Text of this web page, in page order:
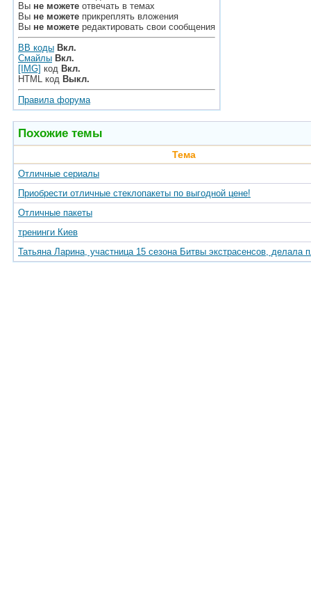
Вы не можете отвечать в темах
Вы не можете прикреплять вложения
Вы не можете редактировать свои сообщения
BB коды Вкл.
Смайлы Вкл.
[IMG] код Вкл.
HTML код Выкл.
Правила форума
Похожие темы
Тема
Отличные сериалы
Приобрести отличные стеклопакеты по выгодной цене!
Отличные пакеты
тренинги Киев
Татьяна Ларина, участница 15 сезона Битвы экстрасенсов, делала